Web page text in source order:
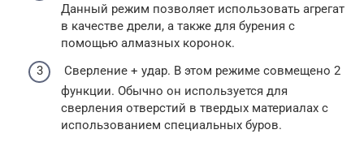
Данный режим позволяет использовать агрегат
в качестве дрели, а также для бурения с
помощью алмазных коронок.
Сверление + удар. В этом режиме совмещено 2
функции. Обычно он используется для
сверления отверстий в твердых материалах с
использованием специальных буров.